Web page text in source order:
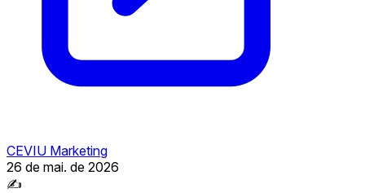
CEVIU Marketing
26 de mai. de 2026
✍